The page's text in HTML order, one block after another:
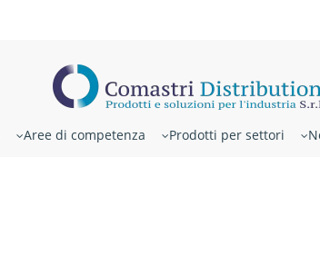
Aree di competenza Prodotti per settori